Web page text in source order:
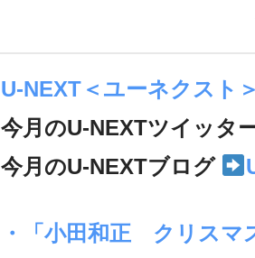
U-NEXT＜ユーネクスト
今月のU-NEXTツイッタ
今月のU-NEXTブログ
・「小田和正 クリスマ